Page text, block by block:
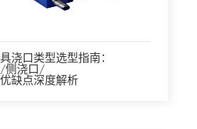
浇口类型选型指南：
/侧浇口/
缺点深度解析